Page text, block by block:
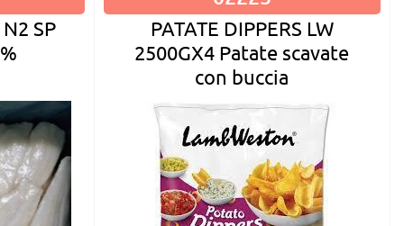
SP
PATATE DIPPERS LW
2500GX4 Patate scavate
con buccia